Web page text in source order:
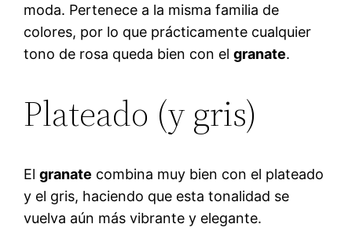
moda. Pertenece a la misma familia de
colores, por lo que prácticamente cualquier
tono de rosa queda bien con elgranate.
Plateado (y gris)
Elgranate combina muy bien con el plateado
y el gris, haciendo que esta tonalidad se
vuelva aún más vibrante y elegante.